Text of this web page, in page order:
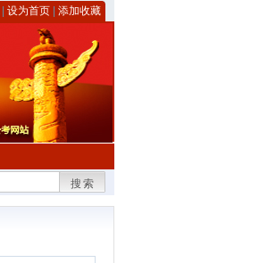
设为首页 添加收藏
搜索